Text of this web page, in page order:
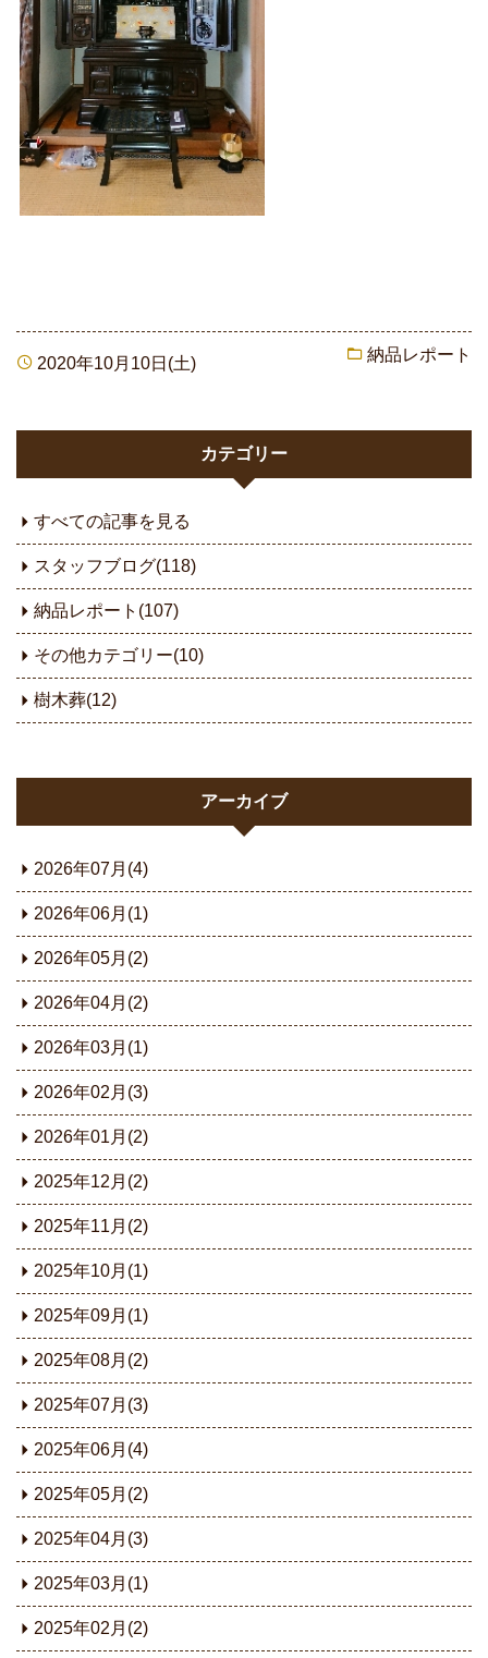
納品レポート
2020年10月10日(土)
カテゴリー
すべての記事を見る
スタッフブログ(118)
納品レポート(107)
その他カテゴリー(10)
樹木葬(12)
アーカイブ
2026年07月(4)
2026年06月(1)
2026年05月(2)
2026年04月(2)
2026年03月(1)
2026年02月(3)
2026年01月(2)
2025年12月(2)
2025年11月(2)
2025年10月(1)
2025年09月(1)
2025年08月(2)
2025年07月(3)
2025年06月(4)
2025年05月(2)
2025年04月(3)
2025年03月(1)
2025年02月(2)